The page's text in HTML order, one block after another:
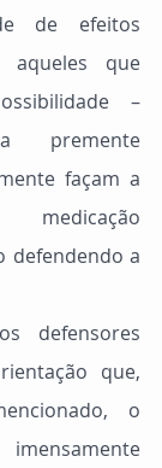
de efeitos
aqueles que
–
premente
façam a
defendendo a
que,
o